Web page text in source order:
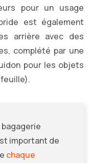
pour un usage
est également
arrière avec des
complété par une
pour les objets
important de
chaque